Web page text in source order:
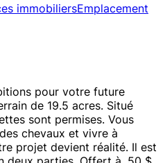
immobiliersEmplacement
pour votre future
de 19.5 acres. Situé
sont permises. Vous
chevaux et vivre à
projet devient réalité. Il est